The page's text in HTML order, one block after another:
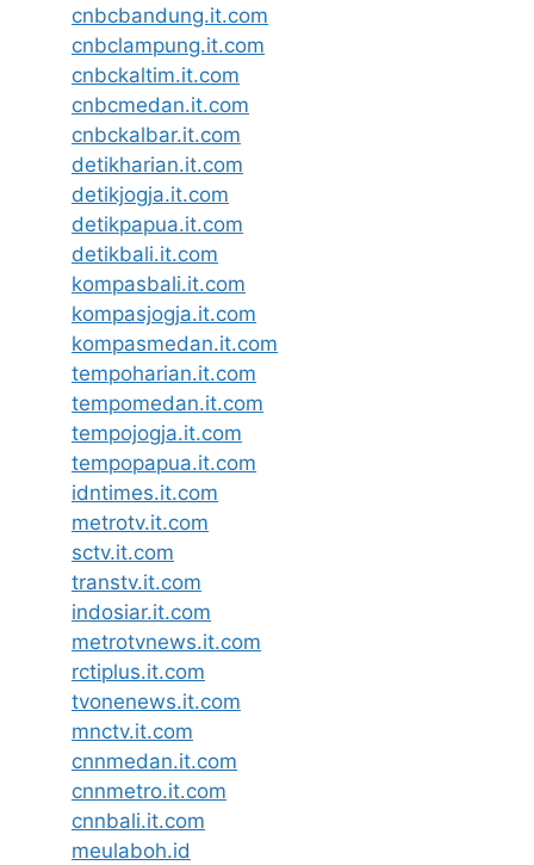
cnbcbandung.it.com
cnbclampung.it.com
cnbckaltim.it.com
cnbcmedan.it.com
cnbckalbar.it.com
detikharian.it.com
detikjogja.it.com
detikpapua.it.com
detikbali.it.com
kompasbali.it.com
kompasjogja.it.com
kompasmedan.it.com
tempoharian.it.com
tempomedan.it.com
tempojogja.it.com
tempopapua.it.com
idntimes.it.com
metrotv.it.com
sctv.it.com
transtv.it.com
indosiar.it.com
metrotvnews.it.com
rctiplus.it.com
tvonenews.it.com
mnctv.it.com
cnnmedan.it.com
cnnmetro.it.com
cnnbali.it.com
meulaboh.id